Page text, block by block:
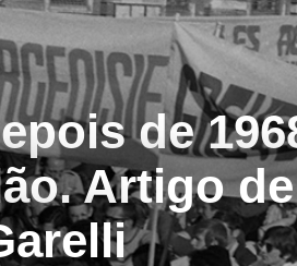
de
Artigo